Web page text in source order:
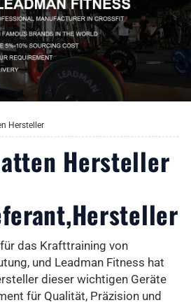
Hersteller
Hersteller
das Krafttraining von
und Leadman Fitness hat
dieser wichtigen Geräte
für Qualität, Präzision und